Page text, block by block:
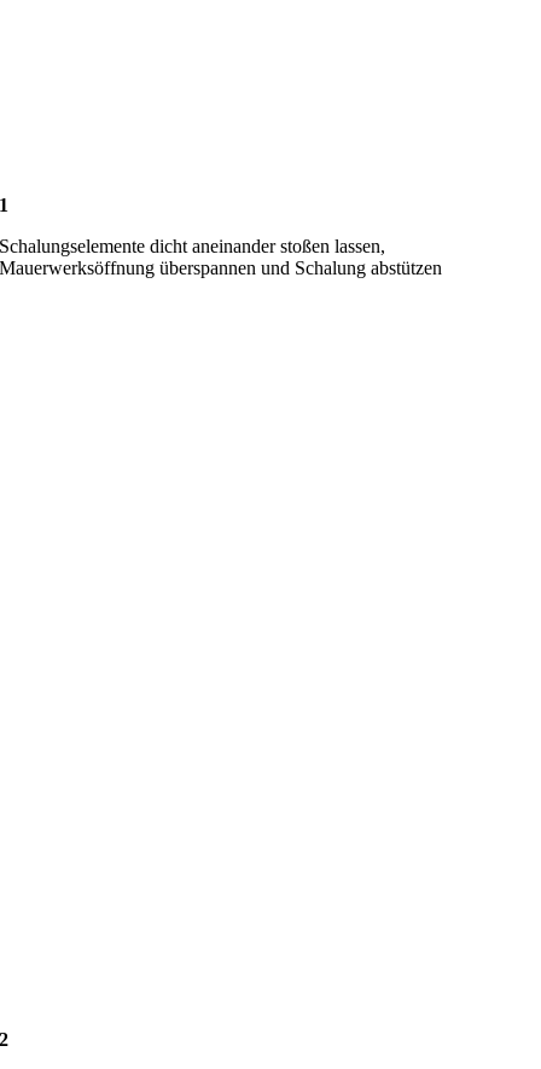
1
Schalungselemente dicht aneinander stoßen lassen,
Mauerwerksöffnung überspannen und Schalung abstützen
2